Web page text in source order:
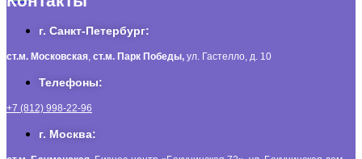
г. Санкт-Петербург:
ст.м. Московская ст.м. Парк Победы, ул. Гастелло, д. 10
Телефоны:
+7 (812) 998-22-96
г. Москва: